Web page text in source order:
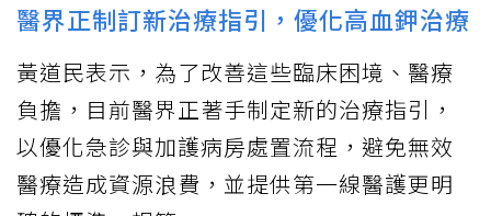
醫界正制訂新治療指引，優化高血鉀治療
黃道民表示，為了改善這些臨床困境、醫療
負擔，目前醫界正著手制定新的治療指引，
以優化急診與加護病房處置流程，避免無效
醫療造成資源浪費，並提供第一線醫護更明